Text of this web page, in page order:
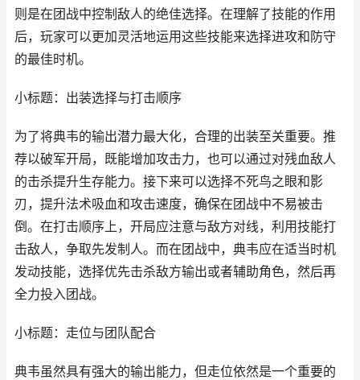
则是在团战中控制敌人的绝佳选择。在理解了技能的作用
后，玩家可以更加灵活地运用这些技能来选择进攻和防守
的最佳时机。
小标题：出装选择与打击顺序
为了将典韦的输出潜力最大化，合理的出装至关重要。推
荐以破军开局，既能增加攻击力，也可以通过对残血敌人
的击杀提升生存能力。接下来可以选择不死鸟之眼和影
刃，提升法术吸血和攻击速度，确保在团战中不易被击
倒。在打击顺序上，开局应注意与敌方对线，利用技能打
击敌人，争取先发制人。而在团战中，典韦应在适当时机
发动技能，选择优先击杀敌方输出或者辅助角色，然后再
全力投入团战。
小标题：走位与团队配合
典韦虽然具有强大的输出能力，但走位依然是一个重要的